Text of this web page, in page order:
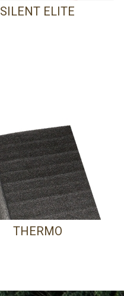
SILENT ELITE
THERMO